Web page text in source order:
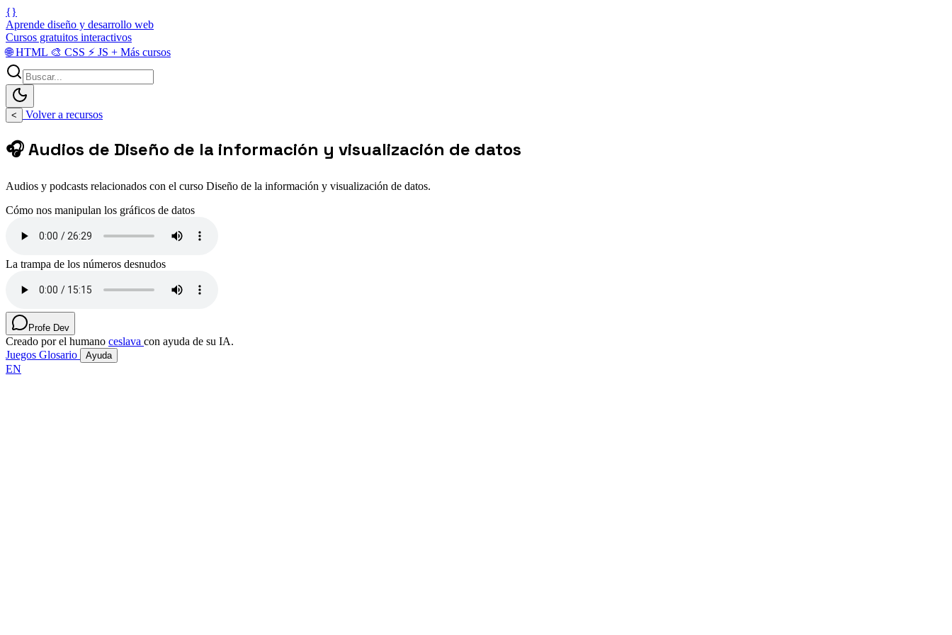
{}
Aprende diseño y desarrollo web
Cursos gratuitos interactivos
🌐HTML 🎨 CSS ⚡ JS + Más cursos
< Volver a recursos
🎧 Audios de Diseño de la información y visualización de datos
Audios y podcasts relacionados con el curso Diseño de la información y visualización de datos.
Cómo nos manipulan los gráficos de datos
La trampa de los números desnudos
Profe Dev
Creado por el humano ceslava con ayuda de su IA.
Juegos Glosario Ayuda
EN